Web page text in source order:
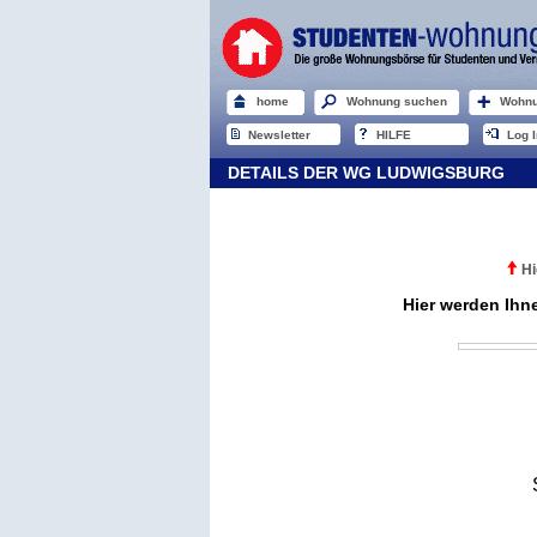
home Wohnung suchen
Newsletter HILFE Log
DETAILS DER WG LUDWIGSBURG
Hier werden